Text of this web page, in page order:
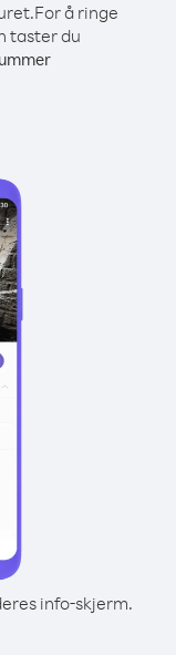
For å ringe
taster du
info-skjerm.